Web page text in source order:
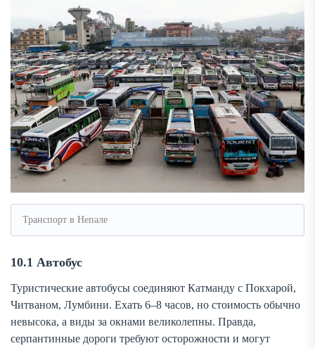
Транспорт в Непале
10.1 Автобус
Туристические автобусы соединяют Катманду с Покхарой,
Читваном, Лумбини. Ехать 6–8 часов, но стоимость обычно
невысока, а виды за окнами великолепны. Правда,
серпантинные дороги требуют осторожности и могут